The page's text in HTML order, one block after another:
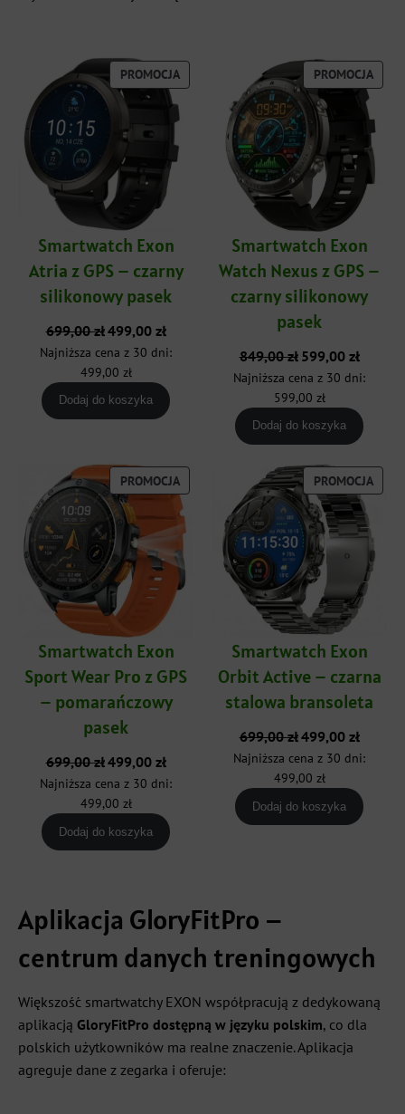
PROMOCJAPRODUKT
W
PROMOCJI
Smartwatch Exon
Atria z GPS – czarny
silikonowy pasek
699,00zł Pierwotna
699,00 zł.
499,00 złAktualna
cena
Najniższa cena z 30 dni:
499,00 zł
Dodaj do koszyka
PROMOCJA
W
Smartwatch Exon
Watch Nexus z GPS –
czarny silikonowy
pasek
849,00zł Pierwotna
849,00 zł.
599,00 złAktualna
cena
Najniższa cena z 30 dni:
599,00 zł
Dodaj do koszyka
PROMOCJAPRODUKT
W
PROMOCJI
Smartwatch Exon
Sport Wear Pro z GPS
– pomarańczowy
pasek
699,00zł Pierwotna
699,00 zł.
499,00 złAktualna
cena
Najniższa cena z 30 dni:
499,00 zł
Dodaj do koszyka
PROMOCJA
W
Smartwatch Exon
Orbit Active – czarna
stalowa bransoleta
699,00zł Pierwotna
699,00 zł.
499,00 złAktualna
cena
Najniższa cena z 30 dni:
499,00 zł
Dodaj do koszyka
Aplikacja GloryFitPro –
centrum danych treningowych
Większość smartwatchy EXON współpracują z dedykowaną
aplikacją GloryFitPro dostępną w języku polskim, co dla
polskich użytkowników ma realne znaczenie. Aplikacja
agreguje dane z zegarka i oferuje: